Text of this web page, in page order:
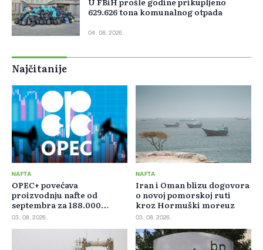
629.626 tona komunalnog otpada
04. 08. 2026.
Najčitanije
NAFTA
OPEC+ povećava
proizvodnju nafte od
septembra za 188.000
barela dnevno
03. 08. 2026.
NAFTA
Iran i Oman blizu dogovora
o novoj pomorskoj ruti
kroz Hormuški moreuz
03. 08. 2026.